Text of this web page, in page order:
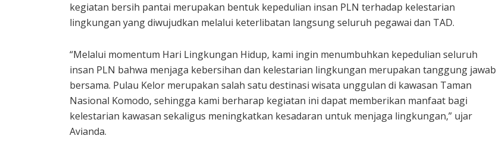
kegiatan bersih pantai merupakan bentuk kepedulian insan PLN terhadap kelestarian
lingkungan yang diwujudkan melalui keterlibatan langsung seluruh pegawai dan TAD.
“Melalui momentum Hari Lingkungan Hidup, kami ingin menumbuhkan kepedulian seluruh
insan PLN bahwa menjaga kebersihan dan kelestarian lingkungan merupakan tanggung jawab
bersama. Pulau Kelor merupakan salah satu destinasi wisata unggulan di kawasan Taman
Nasional Komodo, sehingga kami berharap kegiatan ini dapat memberikan manfaat bagi
kelestarian kawasan sekaligus meningkatkan kesadaran untuk menjaga lingkungan,” ujar
Avianda.